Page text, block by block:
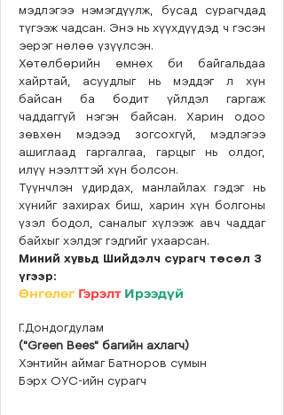
мэдлэгээ нэмэгдүүлж, бусад сурагчдад
түгээж чадсан. Энэ нь хүүхдүүдэд ч гэсэн
эерэг нөлөө үзүүлсэн.
Хөтөлбөрийн өмнөх би байгальдаа
хайртай, асуудлыг нь мэддэг л хүн
байсан ба бодит үйлдэл гаргаж
чаддаггүй нэгэн байсан. Харин одоо
зөвхөн мэдээд зогсохгүй, мэдлэгээ
ашиглаад гаргалгаа, гарцыг нь олдог,
илүү нээлттэй хүн болсон.
Түүнчлэн удирдах, манлайлах гэдэг нь
хүнийг захирах биш, харин хүн болгоны
үзэл бодол, саналыг хүлээж авч чаддаг
байхыг хэлдэг гэдгийг ухаарсан.
Миний хувьд Шийдэлч сурагч төсөл 3
үгээр:
Өнгөлөг Гэрэлт Ирээдүй
Г.Дондогдулам
("Green Bees" багийн ахлагч)
Хэнтийн аймаг Батноров сумын
Бэрх ОУС-ийн сурагч